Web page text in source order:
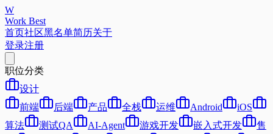
W
Work Best
首页社区黑名单简历关于
登录注册
职位分类
设计
前端
后端 产品 全栈 运维 Android
iOS
算法
测试QA AI-Agent 游戏开发 嵌入式开发
售